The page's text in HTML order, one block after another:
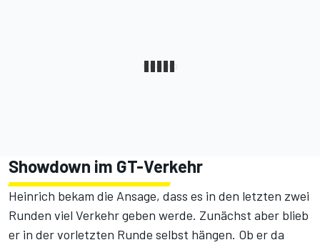
Showdown im GT-Verkehr
Heinrich bekam die Ansage, dass es in den letzten zwei
Runden viel Verkehr geben werde. Zunächst aber blieb
er in der vorletzten Runde selbst hängen. Ob er da